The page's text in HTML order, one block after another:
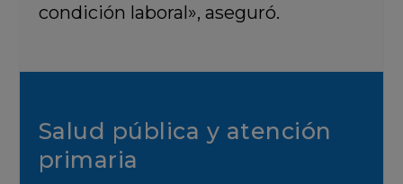
condición laboral», aseguró.
Salud pública y atención
primaria